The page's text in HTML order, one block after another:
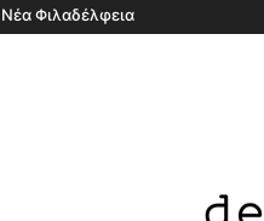
Νέα Φιλαδέλφεια